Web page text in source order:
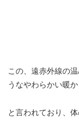
この、遠赤外線の
うなやわらかい暖か
と言われており、